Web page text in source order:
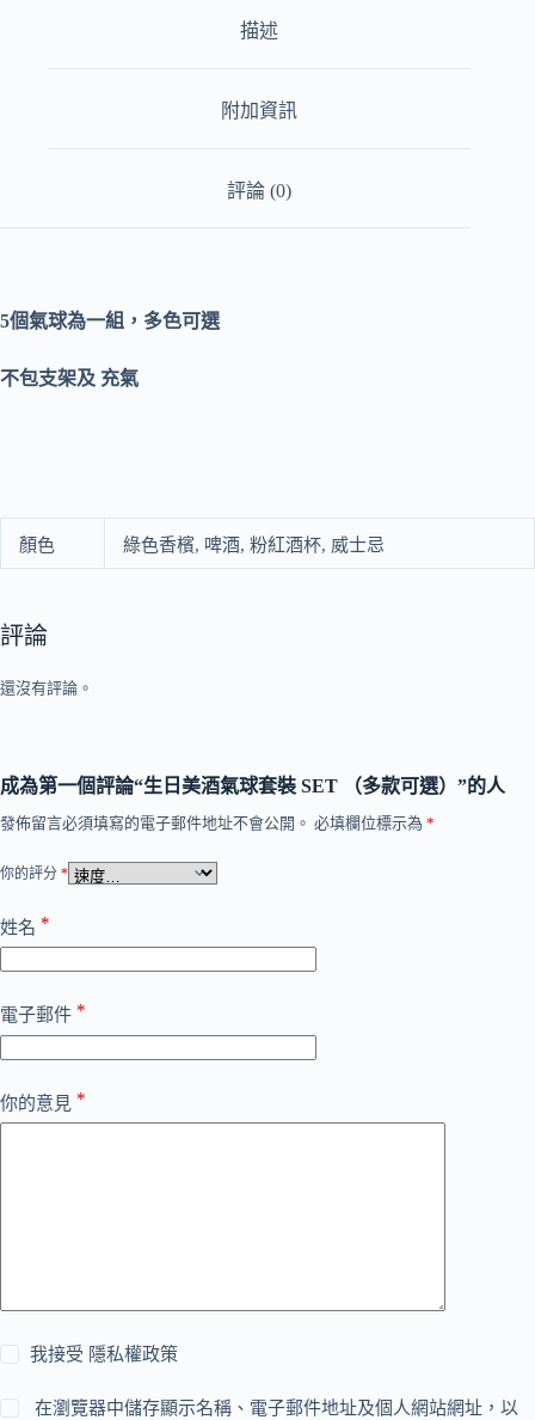
描述
附加資訊
評論 (0)
5個氣球為一組，多色可選
不包支架及 充氣
顏色 綠色香檳, 啤酒, 粉紅酒杯, 威士忌
評論
還沒有評論。
成為第一個評論“生日美酒氣球套裝 SET （多款可選）”的人
發佈留言必須填寫的電子郵件地址不會公開。 必填欄位標示為 *
你的評分 *
姓名 *
電子郵件 *
你的意見 *
我接受 隱私權政策
在瀏覽器中儲存顯示名稱、電子郵件地址及個人網站網址，以